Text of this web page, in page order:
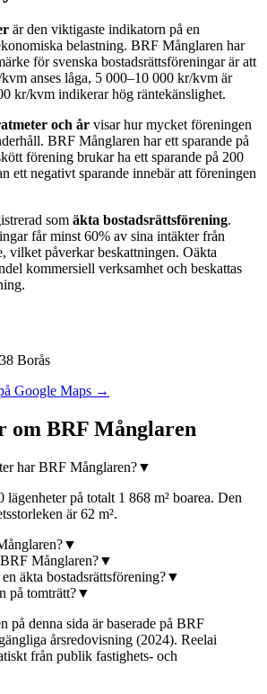
är den viktigaste indikatorn på en
belastning. BRF Månglaren har
för svenska bostadsrättsföreningar är att
anses låga, 5 000–10 000 kr/kvm är
kr/kvm indikerar hög räntekänslighet.
och år visar hur mycket föreningen
BRF Månglaren har ett sparande på
förening brukar ha ett sparande på 200
ett negativt sparande innebär att föreningen
som äkta bostadsrättsförening.
får minst 60% av sina intäkter från
vilket påverkar beskattningen. Oäkta
kommersiell verksamhet och beskattas
Borås
Google Maps →
om BRF Månglaren
har BRF Månglaren?▼
på totalt 1 868 m² boarea. Den
är 62 m².
▼
Månglaren?▼
äkta bostadsrättsförening?▼
på tomträtt?▼
på denna sida är baserade på BRF
årsredovisning (2024). Reelai
från publik fastighets- och